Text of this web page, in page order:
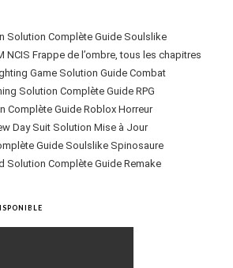
Solution Complète Guide Soulslike
NCIS Frappe de l’ombre, tous les chapitres
Game Solution Guide Combat
Solution Complète Guide RPG
Complète Guide Roblox Horreur
Day Suit Solution Mise à Jour
Guide Soulslike Spinosaure
Solution Complète Guide Remake